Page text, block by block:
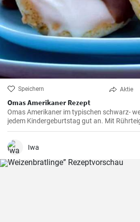
Speichern Aktie
Omas Amerikaner Rezept
Omas Amerikaner im typischen schwarz-
jedem Kindergeburtstag gut an. Mit
kann man sie einfach backen. Zuletzt
mit Zuckerguß bestrichen.
Iwa